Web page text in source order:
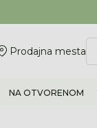
Prodajna mesta
NA OTVORENOM